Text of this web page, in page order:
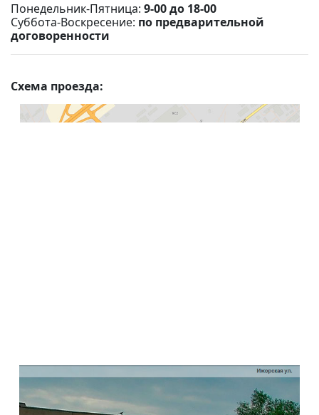
Понедельник-Пятница: 9-00 до 18-00
Суббота-Воскресение: по предварительной
договоренности
Схема проезда: